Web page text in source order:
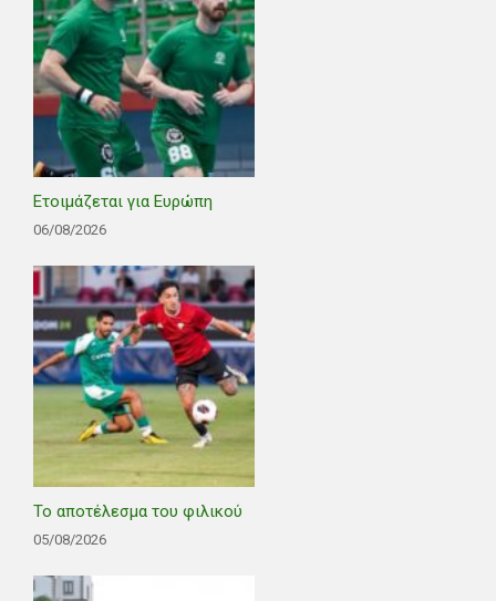
Ετοιμάζεται για Ευρώπη
06/08/2026
Το αποτέλεσμα του φιλικού
05/08/2026